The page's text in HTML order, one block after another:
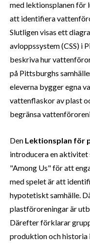
med lektionsplanen för
att identifiera
Slutligen visas ett
avloppssystem (CSS) i
beskriva hur
på Pittsburghs
eleverna bygger egna
vattenflaskor av plast
begränsa
Den Lektionsplan för
introducera en aktivitet
"Among Us" för att
med spelet är att
hypotetiskt samhälle.
plastföroreningar är
Därefter förklarar
produktion och historia